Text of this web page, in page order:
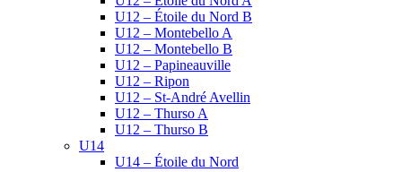
U12 – Étoile du Nord B
U12 – Montebello A
U12 – Montebello B
U12 – Papineauville
U12 – Ripon
U12 – St-André Avellin
U12 – Thurso A
U12 – Thurso B
U14
U14 – Étoile du Nord